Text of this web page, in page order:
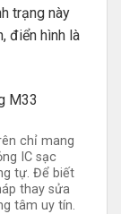
trạng này
điển hình là
chỉ mang
IC sạc
tự. Để biết
thay sửa
tâm uy tín.